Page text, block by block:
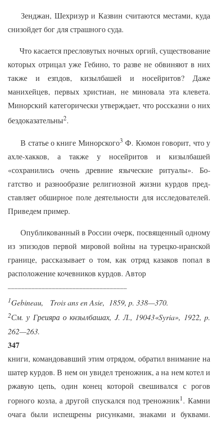
Зенджан, Шехризур и Казвин считаются местами, куда
снизойдет бог для страшного суда.
Что касается пресловутых ночных оргий, существо­вание
которых отрицал уже Гебино, то разве не обви­няют в них
также и езпдов, кизылбашей и носейритов? Даже
манихейцев, первых христиан, не миновала эта клевета.
Минорский категорически утверждает, что россказни о них
бездоказательны2.
В статье о книге Минорского3 Ф. Кюмон говорит, что у
ахле-хакков, а также у носейритов и кизылбашей
«сохранились очень древние языческие ритуалы». Бо­
гатство и разнообразие религиозной жизни курдов пред­
ставляет обширное поле деятельности для исследова­телей.
Приведем пример.
Опубликованный в России очерк, посвященный од­ному
из эпизодов первой мировой войны на турецко-иранской
границе, рассказывает о том, как отряд каза­ков попал в
расположение кочевников курдов. Автор
1Gebineau, Trois ans en Asie, 1859, p. 338—370.
2См. у Греияра о кнзылбашах, J. Л., 19043«Syria», 1922,p.
262—263.
347
книги, командовавший этим отрядом, обратил внима­ние на
шатер курдов. В нем он увидел треножник, а на нем котел и
ржавую цепь, один конец которой свеши­вался с рогов
горного козла, а другой спускался под треножник1. Камни
очага были испещрены рисунками, знаками и буквами.